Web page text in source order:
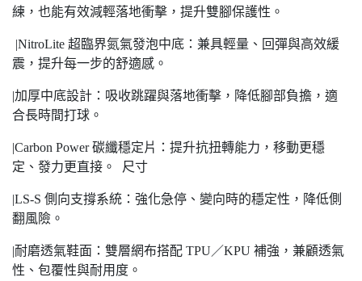
練，也能有效減輕落地衝擊，提升雙腳保護性。
|NitroLite 超臨界氮氣發泡中底：兼具輕量、回彈與高效緩
震，提升每一步的舒適感。
|加厚中底設計：吸收跳躍與落地衝擊，降低腳部負擔，適
合長時間打球。
|Carbon Power 碳纖穩定片：提升抗扭轉能力，移動更穩
定、發力更直接。 尺寸
|LS-S 側向支撐系統：強化急停、變向時的穩定性，降低側
翻風險。
|耐磨透氣鞋面：雙層網布搭配 TPU／KPU 補強，兼顧透氣
性、包覆性與耐用度。